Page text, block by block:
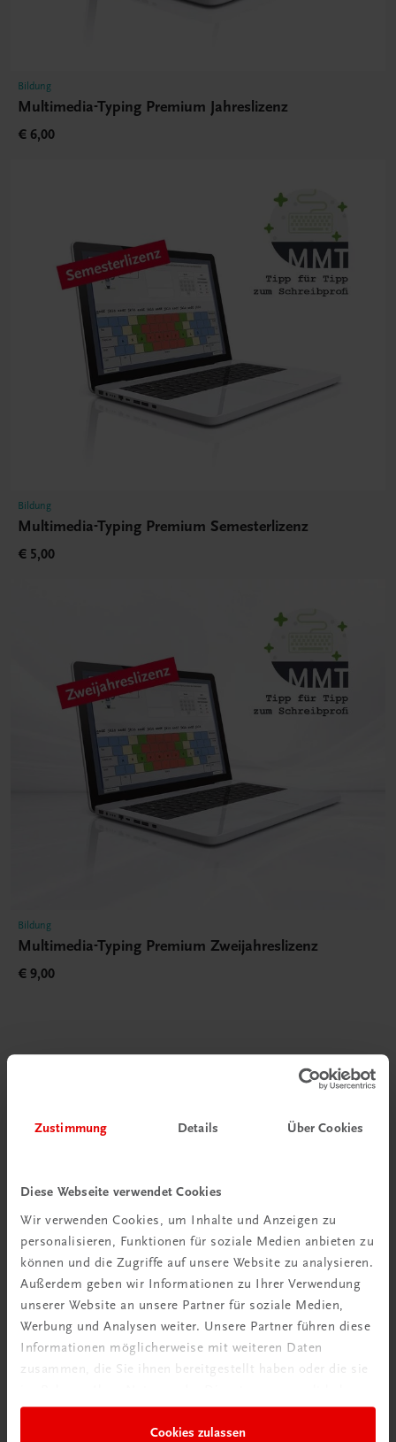
Zustimmung Details Über Cookies
Diese Webseite verwendet Cookies
Wir verwenden Cookies, um Inhalte und Anzeigen zu
personalisieren, Funktionen für soziale Medien anbieten zu
können und die Zugriffe auf unsere Website zu analysieren.
Außerdem geben wir Informationen zu Ihrer Verwendung
unserer Website an unsere Partner für soziale Medien,
Werbung und Analysen weiter. Unsere Partner führen diese
Informationen möglicherweise mit weiteren Daten
zusammen, die Sie ihnen bereitgestellt haben oder die sie
Cookies zulassen
Bildung
Multimedia-Typing Premium Jahreslizenz
€ 6,00
Bildung
Multimedia-Typing Premium Semesterlizenz
€ 5,00
Bildung
Multimedia-Typing Premium Zweijahreslizenz
€ 9,00
Ratgeber Schulpraxis
Wie mit KI im Unterricht
umgehen?